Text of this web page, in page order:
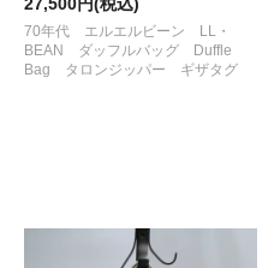
70年代 エルエルビーン LL・
BEAN ダッフルバッグ Duffle
Bag タロンジッパー ギザタグ